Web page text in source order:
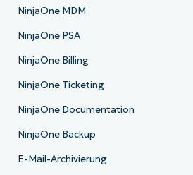
NinjaOne MDM
NinjaOne PSA
NinjaOne Billing
NinjaOne Ticketing
NinjaOne Documentation
NinjaOne Backup
E-Mail-Archivierung